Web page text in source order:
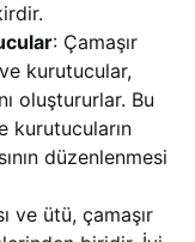
: Çamaşır
kurutucular,
oluştururlar. Bu
kurutucuların
düzenlenmesi
ve ütü, çamaşır